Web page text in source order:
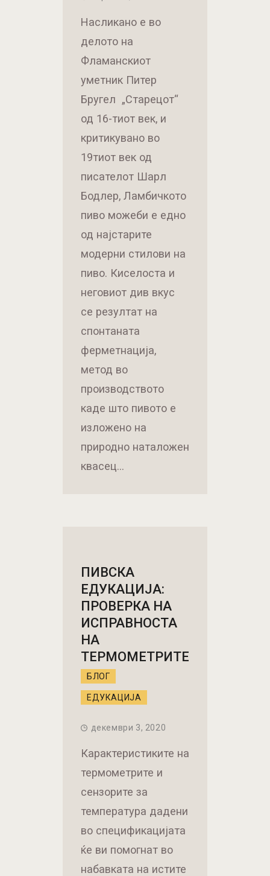
Насликано е во
делото на
Фламанскиот
уметник Питер
Бругел „Старецот“
од 16-тиот век, и
критикувано во
19тиот век од
писателот Шарл
Бодлер, Ламбичкото
пиво можеби е едно
од најстарите
модерни стилови на
пиво. Киселоста и
неговиот див вкус
се резултат на
спонтаната
ферметнација,
метод во
производството
каде што пивото е
изложено на
природно наталожен
квасец…
ПИВСКА
ЕДУКАЦИЈА:
ПРОВЕРКА НА
ИСПРАВНОСТА
НА
ТЕРМОМЕТРИТЕ
БЛОГ
ЕДУКАЦИЈА
декември 3, 2020
Карактеристиките на
термометрите и
сензорите за
температура дадени
во спецификацијата
ќе ви помогнат во
набавката на истите